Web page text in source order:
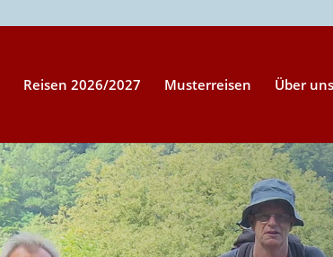
Reisen 2026/2027 Musterreisen Über uns